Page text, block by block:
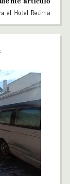
el Hotel Reúma